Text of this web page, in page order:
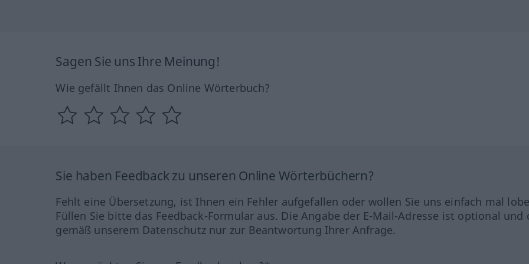
Sagen Sie uns Ihre Meinung!
Wie gefällt Ihnen das Online Wörterbuch?
Sie haben Feedback zu unseren Online Wörterbüchern?
Fehlt eine Übersetzung, ist Ihnen ein Fehler aufgefallen oder wollen Sie uns einfach mal
Füllen Sie bitte das Feedback-Formular aus. Die Angabe der E-Mail-Adresse ist optional und
gemäß unserem Datenschutz nur zur Beantwortung Ihrer Anfrage.